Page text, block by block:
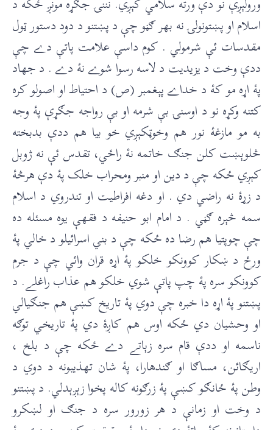
اسلام او پښتونولۍ نه بهر ګڼو چې د پښتنو د دود دستور ټول
مقدسات ئې شرمولي . کوم داسې علامت پاتې دے چې
ددې وخت د يزيديت د لاسه رسوا شوے نۀ دے . د جهاد
پۀ اړه مو کۀ د خداے پېغمبر (ص) د احتياط او اصولو کره
کتنه وکړه نو د اوسنۍ بې شرمه او بې رواجه جګړې پۀ وجه
به مو مازغۀ نور هم وخوټکېږي خو بيا هم ددې بدبخته
څلوېښت کلن جنګ خاتمه نۀ راځي، تقدس ئې نه ژوبل
کېږي ځکه چې د دين او منبر ومحراب خلک پۀ دې هرڅۀ
د زړۀ نه راضي دي . او دغه افراطيت او تندروي د اسلام
سمه څېره ګڼي . د امام ابو حنیفه د فقهې يوه مسئله ده
چې چوپتيا هم رضا ده ځکه چې د بني اسرائيلو د خالي پۀ
ورځ د ښکار کوونکو خلکو پۀ اړه قران وائي چې د جرم
کوونکو سره پۀ چپ پاتې شوي خلکو هم عذاب راغلے. د
پښتنو پۀ اړه دا خبره چې دوي پۀ تاريخ کښې هم جنګيالي
او وحشيان دي ځکه اوس هم کاږۀ دي پۀ تاريخي توګه
ناسمه او ددې قام سره زېاتے دے ځکه چې د بلخ ،
اريګائن، مساګا او ګندهارا، پۀ شان تهذيبونه د دوي د
وطن پۀ ځانګو کښې پۀ زرګونه کاله پخوا زېږېدلي. د پښتنو
د وخت او زمانې د هر زورور سره د جنګ او لښکرو